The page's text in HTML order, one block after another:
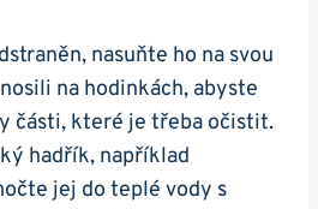
nasuňte ⁣ho na svou
na hodinkách, abyste
části, které je třeba očistit.
hadřík, například
jej ​do ‌teplé ‌vody s